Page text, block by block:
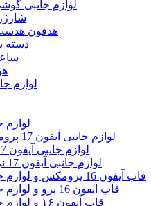
لوازم جانبی
هدفون
دسته
لوازم
لوازم
لوازم جانبی آیفون 17 پرومکس
لوازم جانبی آیفون 17 پرو
لوازم جانبی آیفون 17 نرمال
قاب آیفون 16 پرومکس و لوازم جانبی
قاب ایفون 16 پرو و لوازم جانبی
قاب آیفون ۱۶ و لوازم جانبی